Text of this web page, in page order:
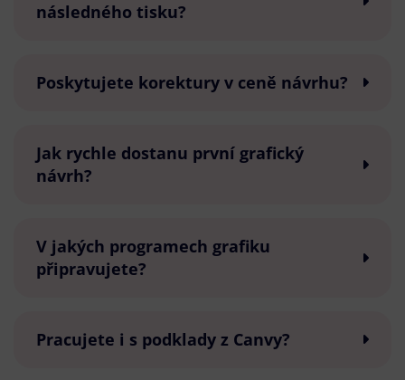
následného tisku?
Poskytujete korektury v ceně návrhu?
Jak rychle dostanu první grafický
návrh?
V jakých programech grafiku
připravujete?
Pracujete i s podklady z Canvy?